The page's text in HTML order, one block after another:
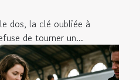
dos, la clé oubliée à
de tourner un...